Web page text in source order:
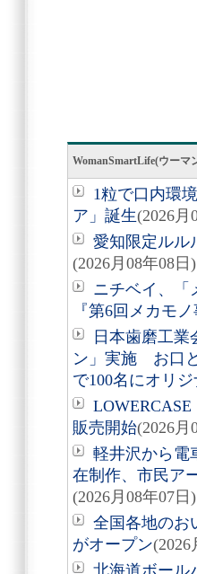
WomanSmartLife(ウーマ
1粒で口内環
ア」誕生(2026月
愛知限定ルル
(2026月08年08日)
ニチベイ、「
『第6回メカモ
日本歯磨工
ン」実施 お口
で100名にオリ
販売開始(2026月
軽井沢から電
在制作、市民ア
(2026月08年07日)
全国各地の
がオープン(2026
北海道ボール